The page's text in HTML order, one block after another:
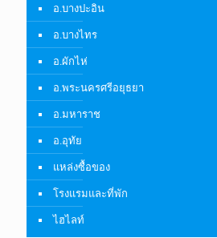
อ.บางปะอิน
อ.บางไทร
อ.ผักไห่
อ.พระนครศรีอยุธยา
อ.มหาราช
อ.อุทัย
แหล่งซื้อของ
โรงแรมและที่พัก
ไฮไลท์